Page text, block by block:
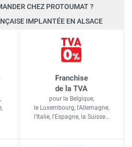
CHEZ PROTOUMAT ?
IMPLANTÉE EN ALSACE
Franchise
de la TVA
pour la Belgique,
le Luxembourg, l'Allemagne,
l'Italie, l'Espagne, la Suisse…